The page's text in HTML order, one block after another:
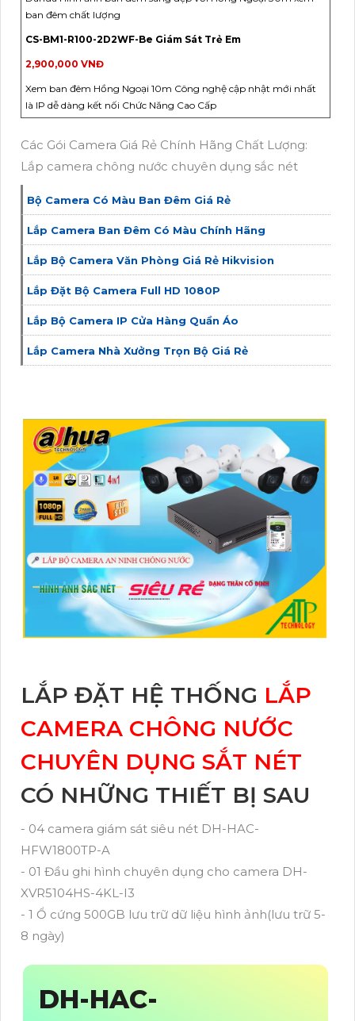
ban đêm chất lượng
CS-BM1-R100-2D2WF-Be Giám Sát Trẻ Em
2,900,000 VNĐ
Xem ban đêm Hồng Ngoại 10m Công nghệ cập nhật mới nhất
là IP dễ dàng kết nối Chức Năng Cao Cấp
Các Gói Camera Giá Rẻ Chính Hãng Chất Lượng:
Lắp camera chông nước chuyên dụng sắc nét
Bộ Camera Có Màu Ban Đêm Giá Rẻ
Lắp Camera Ban Đêm Có Màu Chính Hãng
Lắp Bộ Camera Văn Phòng Giá Rẻ Hikvision
Lắp Đặt Bộ Camera Full HD 1080P
Lắp Bộ Camera IP Cửa Hàng Quần Áo
Lắp Camera Nhà Xưởng Trọn Bộ Giá Rẻ
LẮP ĐẶT HỆ THỐNG LẮP
CAMERA CHÔNG NƯỚC
CHUYÊN DỤNG SẮT NÉT
CÓ NHỮNG THIẾT BỊ SAU
- 04 camera giám sát siêu nét DH-HAC-
HFW1800TP-A
- 01 Đầu ghi hình chuyên dụng cho camera DH-
XVR5104HS-4KL-I3
- 1 Ổ cứng 500GB lưu trữ dữ liệu hình ảnh(lưu trữ 5-
8 ngày)
DH-HAC-